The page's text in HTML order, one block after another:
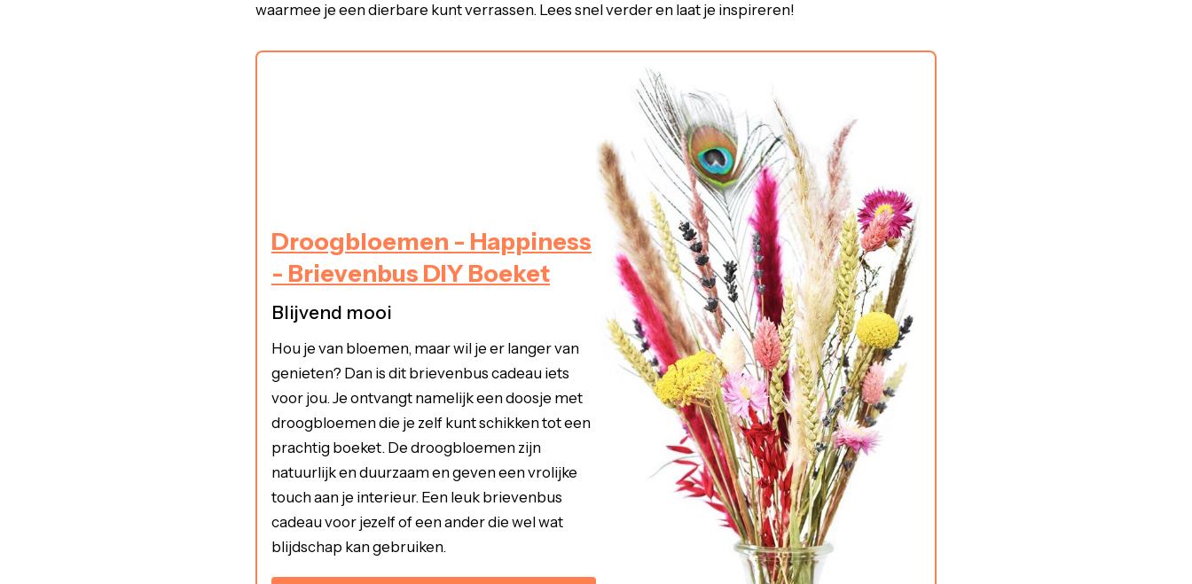
waarmee je een dierbare kunt verrassen. Lees snel verder en laat je inspireren!
Droogbloemen - Happiness
- Brievenbus DIY Boeket
Blijvend mooi
Hou je van bloemen, maar wil je er langer van
genieten? Dan is dit brievenbus cadeau iets
voor jou. Je ontvangt namelijk een doosje met
droogbloemen die je zelf kunt schikken tot een
prachtig boeket. De droogbloemen zijn
natuurlijk en duurzaam en geven een vrolijke
touch aan je interieur. Een leuk brievenbus
cadeau voor jezelf of een ander die wel wat
blijdschap kan gebruiken.